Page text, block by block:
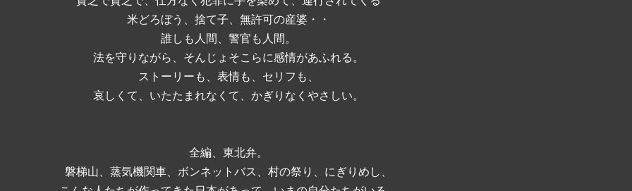
米どろぼう、捨て子、無許可の産婆・・
誰しも人間、警官も人間。
法を守りながら、そんじょそこらに感情があふれる。
ストーリーも、表情も、セリフも、
哀しくて、いたたまれなくて、かぎりなくやさしい。
全編、東北弁。
磐梯山、蒸気機関車、ボンネットバス、村の祭り、にぎりめし、